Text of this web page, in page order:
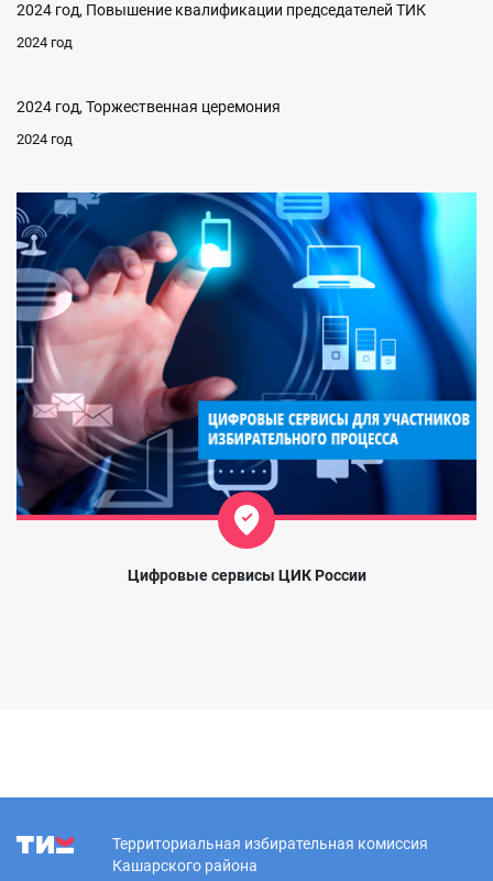
2024 год, Повышение квалификации председателей ТИК
2024 год
2024 год, Торжественная церемония
2024 год
Цифровые сервисы ЦИК России
Территориальная избирательная комиссия
Кашарского района